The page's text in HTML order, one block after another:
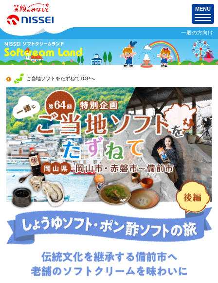
MENU
一般の方向け
ご当地ソフトをたずねてTOPへ